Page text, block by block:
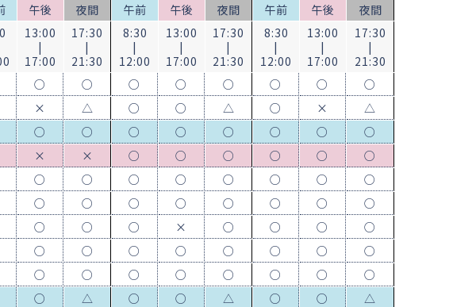
午後 夜間 午前 午後 夜間 午前 午後
夜間
13:00
|
17:00
17:30
|
21:30
8:30
|
12:00
13:00
|
17:00
17:30
|
21:30
8:30
|
12:00
13:00
|
17:00
17:30
|
21:30
○ ○ ○ ○ ○ ○ ○
○
× △ ○ ○ △ ○ ×
△
○ ○ ○ ○ ○ ○ ○
○
× × ○ ○ ○ ○ ○
○
○ ○ ○ ○ ○ ○ ○
○
○ ○ ○ ○ ○ ○ ○
○
○ ○ ○ × ○ ○ ○
○
○ ○ ○ ○ ○ ○ ○
○
○ ○ ○ ○ ○ ○ ○
○
○ △ ○ ○ △ ○ ○
△